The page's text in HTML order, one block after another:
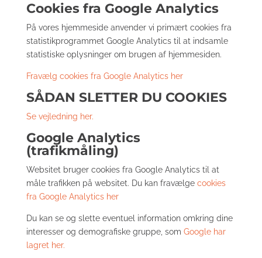
Cookies fra Google Analytics
På vores hjemmeside anvender vi primært cookies fra
statistikprogrammet Google Analytics til at indsamle
statistiske oplysninger om brugen af hjemmesiden.
Fravælg cookies fra Google Analytics her
SÅDAN SLETTER DU COOKIES
Se vejledning her.
Google Analytics
(trafikmåling)
Websitet bruger cookies fra Google Analytics til at
måle trafikken på websitet. Du kan fravælge cookies
fra Google Analytics her
Du kan se og slette eventuel information omkring dine
interesser og demografiske gruppe, som Google har
lagret her.